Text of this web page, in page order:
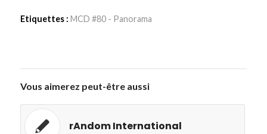
Etiquettes : MCD #80 - Panorama
Vous aimerez peut-être aussi
rAndom International